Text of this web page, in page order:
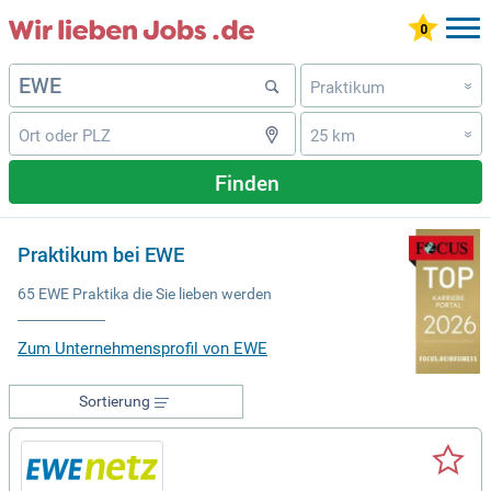
Praktikum »
25 km »
Finden
Praktikum bei EWE
65 EWE Praktika die Sie lieben werden
Zum Unternehmensprofil von EWE
Sortierung